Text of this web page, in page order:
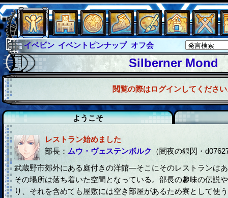
イベピン イベントピンナップ オフ会
グラシャ
グラシャ・ラボラス
グローバルジャスティス サイキックハーツ
サイキックハーツ大戦
シュラウド ソロモン
ファイナル アブソーバー
Silberner Mond
閲覧の際はログインしてくださ
ようこそ
レストラン始めました
部長： ムウ・ヴェステンボルク
（闇夜の銀閃・
武蔵野市郊外にある庭付きの洋館―そこにそのレストランは
その場所は落ち着いた空間となっている。部長の趣味の伝説
り、それを含めても屋敷には空き部屋があるため寮として使